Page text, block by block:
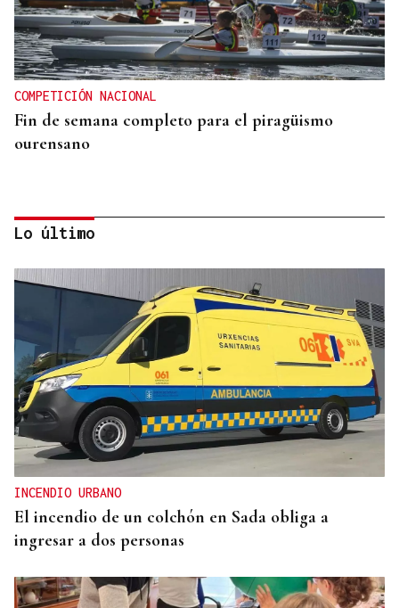
COMPETICIÓN NACIONAL
Fin de semana completo para el piragüismo
ourensano
SIGUE LA PRETEMPORADA
La UD Ourense afina su estado de forma ante el
Celta Fortuna
Lo último
INCENDIO URBANO
El incendio de un colchón en Sada obliga a
ingresar a dos personas